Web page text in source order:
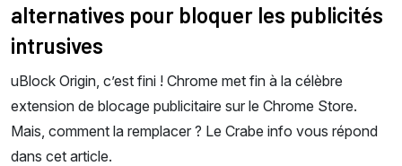
alternatives pour bloquer les publicités
intrusives
uBlock Origin, c’est fini ! Chrome met fin à la célèbre
extension de blocage publicitaire sur le Chrome Store.
Mais, comment la remplacer ? Le Crabe info vous répond
dans cet article.